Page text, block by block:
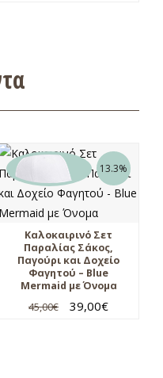
13.3%
Καλοκαιρινό Σετ
Παραλίας Σάκος,
Παγούρι και Δοχείο
Φαγητού – Blue
Mermaid με Όνομα
45,00€ 39,00€